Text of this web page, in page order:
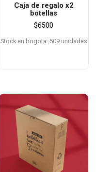
Caja de regalo x2
botellas
$6500
Stock en bogota: 509 unidades